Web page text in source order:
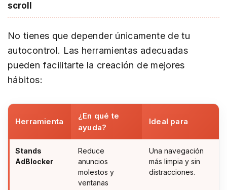
scroll
No tienes que depender únicamente de tu
autocontrol. Las herramientas adecuadas
pueden facilitarte la creación de mejores
hábitos:
Herramienta
¿En qué te
ayuda?
Ideal para
Stands
AdBlocker
Reduce
anuncios
molestos y
ventanas
Una navegación
más limpia y sin
distracciones.